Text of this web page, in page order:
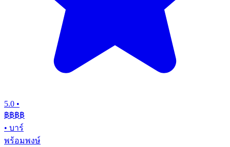
5.0 •
฿฿฿฿
• บาร์
พร้อมพงษ์